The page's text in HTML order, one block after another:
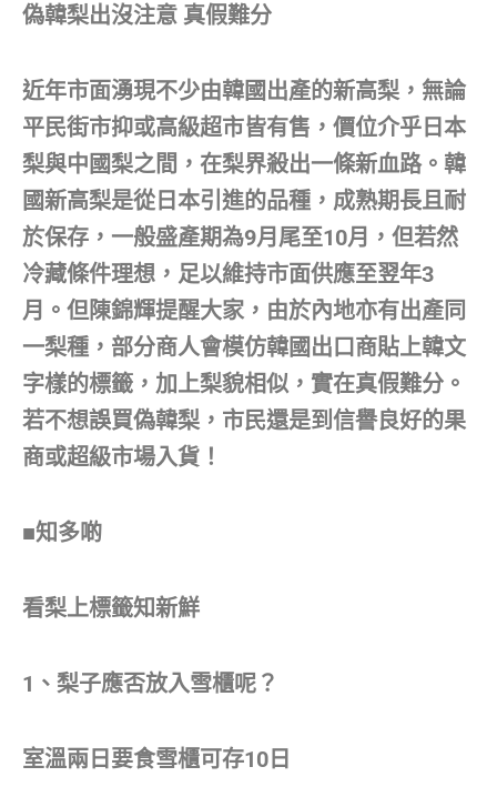
偽韓梨出沒注意 真假難分
近年市面湧現不少由韓國出產的新高梨，無論
平民街市抑或高級超市皆有售，價位介乎日本
梨與中國梨之間，在梨界殺出一條新血路。韓
國新高梨是從日本引進的品種，成熟期長且耐
於保存，一般盛產期為9月尾至10月，但若然
冷藏條件理想，足以維持市面供應至翌年3
月。但陳錦輝提醒大家，由於內地亦有出產同
一梨種，部分商人會模仿韓國出口商貼上韓文
字樣的標籤，加上梨貌相似，實在真假難分。
若不想誤買偽韓梨，市民還是到信譽良好的果
商或超級市場入貨！
■知多啲
看梨上標籤知新鮮
1、梨子應否放入雪櫃呢？
室溫兩日要食雪櫃可存10日